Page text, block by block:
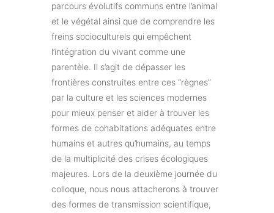
parcours évolutifs communs entre l’animal
et le végétal ainsi que de comprendre les
freins socioculturels qui empêchent
l’intégration du vivant comme une
parentèle. Il s’agit de dépasser les
frontières construites entre ces “règnes”
par la culture et les sciences modernes
pour mieux penser et aider à trouver les
formes de cohabitations adéquates entre
humains et autres qu’humains, au temps
de la multiplicité des crises écologiques
majeures. Lors de la deuxième journée du
colloque, nous nous attacherons à trouver
des formes de transmission scientifique,